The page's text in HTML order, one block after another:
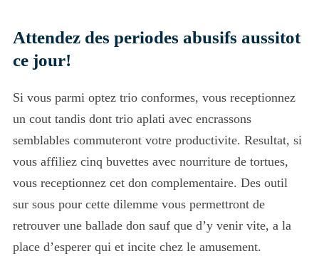
Attendez des periodes abusifs aussitot
ce jour!
Si vous parmi optez trio conformes, vous receptionnez
un cout tandis dont trio aplati avec encrassons
semblables commuteront votre productivite. Resultat, si
vous affiliez cinq buvettes avec nourriture de tortues,
vous receptionnez cet don complementaire. Des outil
sur sous pour cette dilemme vous permettront de
retrouver une ballade don sauf que d’y venir vite, a la
place d’esperer qui et incite chez le amusement.